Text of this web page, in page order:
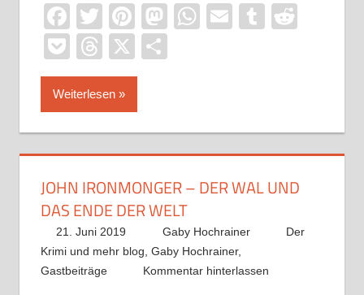
Facebook
TwitterPinterest
Mastodon
WhatsApp
EmailTumblr
PocketThreads
X
Weiterlesen
JOHN IRONMONGER – DER WAL UND
DAS ENDE DER WELT
21. Juni 2019 Gaby Hochrainer
Der
Krimi und mehr blog, Gaby Hochrainer,
Gastbeiträge
Kommentar hinterlassen